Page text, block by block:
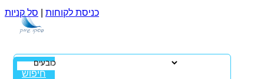
כניסת לקוחות סל קניות
חיפוש